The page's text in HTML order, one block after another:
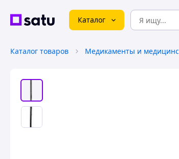
Каталог
Каталог товаров